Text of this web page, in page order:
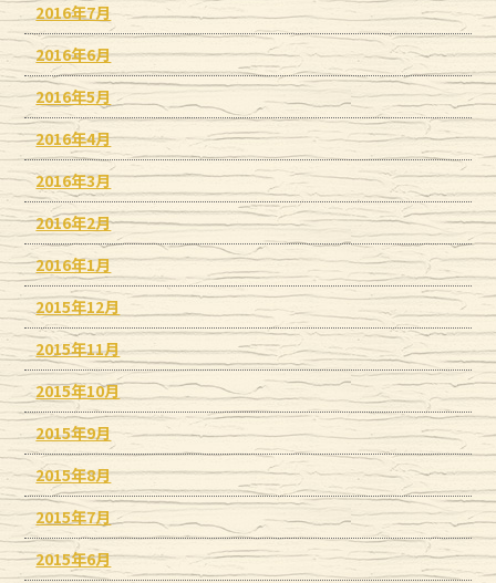
2016年7月
2016年6月
2016年5月
2016年4月
2016年3月
2016年2月
2016年1月
2015年12月
2015年11月
2015年10月
2015年9月
2015年8月
2015年7月
2015年6月